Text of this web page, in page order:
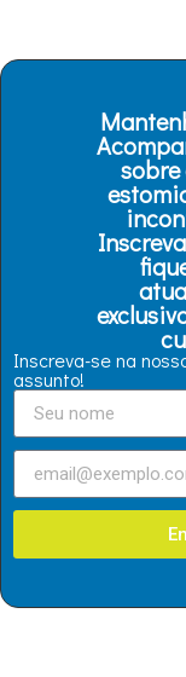
sobre
Inscreva-se na
assunto!